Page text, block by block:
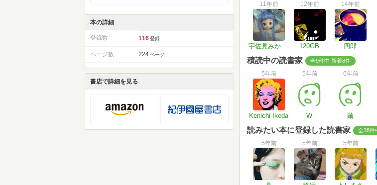
本の詳細
登録数 116 登録
ページ数 224 ページ
書店で詳細を見る
11年前
宇佐見みかん＠ひっそり期間
12年前
120GB
14年前
四郎
積読中の読書家 全9件中 新着8件
5年前
Kenichi Ikeda
5年前
W
6年前
繭
読みたい本に登録した読書家 全38件
5年前 5年前 5年前